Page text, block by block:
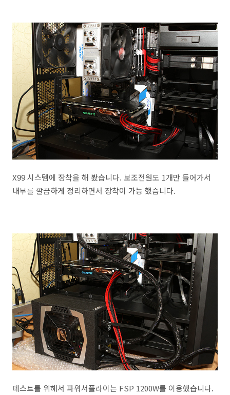
X99 시스템에 장착을 해 봤습니다. 보조전원도 1개만 들어가서
내부를 깔끔하게 정리하면서 장착이 가능 했습니다.
테스트를 위해서 파워서플라이는 FSP 1200W를 이용했습니다.